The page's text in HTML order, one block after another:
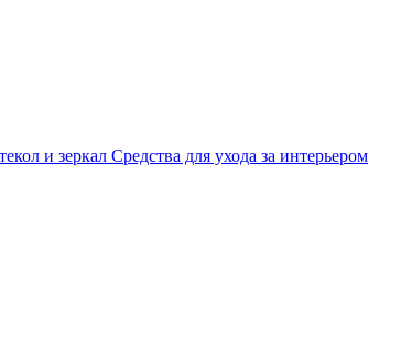
и зеркал Средства для ухода за интерьером